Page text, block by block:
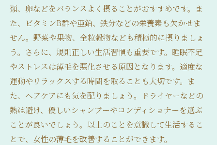
類、卵などをバランスよく摂ることがおすすめです。ま
た、ビタミンB群や亜鉛、鉄分などの栄養素も欠かせま
せん。野菜や果物、全粒穀物なども積極的に摂りましょ
う。さらに、規則正しい生活習慣も重要です。睡眠不足
やストレスは薄毛を悪化させる原因となります。適度な
運動やリラックスする時間を取ることも大切です。ま
た、ヘアケアにも気を配りましょう。ドライヤーなどの
熱は避け、優しいシャンプーやコンディショナーを選ぶ
ことが良いでしょう。以上のことを意識して生活するこ
とで、女性の薄毛を改善することができます。